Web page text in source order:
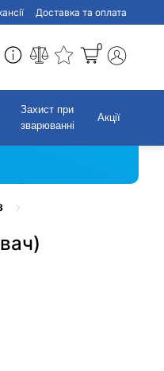
Доставка та оплата
0
Захист при
зварюванні
Акції